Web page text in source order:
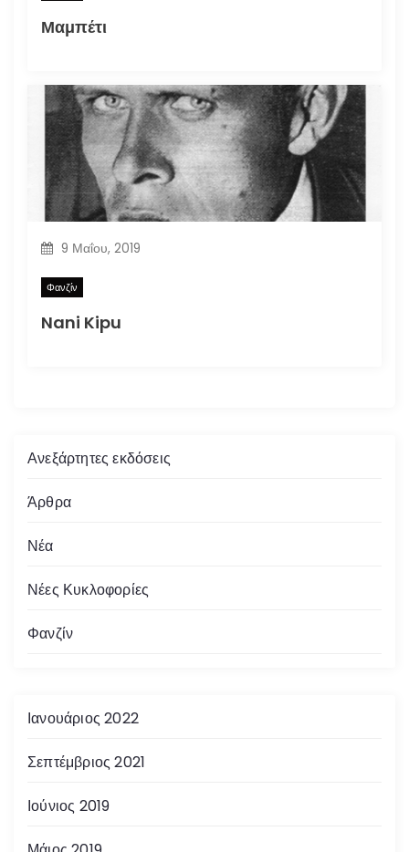
Μαμπέτι
9 Μαΐου, 2019
Φανζίν
Nani Kipu
Ανεξάρτητες εκδόσεις
Άρθρα
Νέα
Νέες Κυκλοφορίες
Φανζίν
Ιανουάριος 2022
Σεπτέμβριος 2021
Ιούνιος 2019